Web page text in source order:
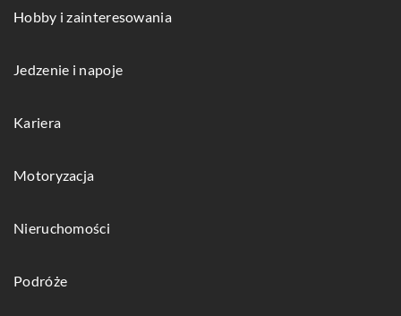
Hobby i zainteresowania
Jedzenie i napoje
Kariera
Motoryzacja
Nieruchomości
Podróże